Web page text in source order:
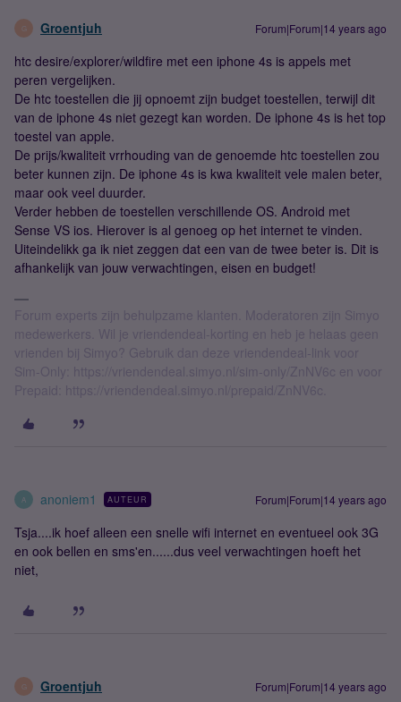
G Groentjuh Forum|Forum|14 years ago
htc desire/explorer/wildfire met een iphone 4s is appels met
peren vergelijken.
De htc toestellen die jij opnoemt zijn budget toestellen, terwijl dit
van de iphone 4s niet gezegt kan worden. De iphone 4s is het top
toestel van apple.
De prijs/kwaliteit vrrhouding van de genoemde htc toestellen zou
beter kunnen zijn. De iphone 4s is kwa kwaliteit vele malen beter,
maar ook veel duurder.
Verder hebben de toestellen verschillende OS. Android met
Sense VS ios. Hierover is al genoeg op het internet te vinden.
Uiteindelikk ga ik niet zeggen dat een van de twee beter is. Dit is
afhankelijk van jouw verwachtingen, eisen en budget!
Forum experts zijn behulpzame klanten. Moderatoren zijn Simyo
medewerkers. Wil je vriendendeal-korting en heb je helaas geen
vrienden bij Simyo? Gebruik dan deze vriendendeal-link voor
Sim-Only: https://vriendendeal.simyo.nl/sim-only/ZnNV6c en voor
Prepaid: https://vriendendeal.simyo.nl/prepaid/ZnNV6c.
A anoniem1 AUTEUR Forum|Forum|14 years ago
Tsja....ik hoef alleen een snelle wifi internet en eventueel ook 3G
en ook bellen en sms'en......dus veel verwachtingen hoeft het
niet,
G Groentjuh Forum|Forum|14 years ago